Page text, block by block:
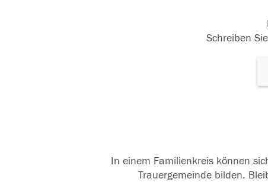
Schreiben
In einem Familienkreis können
Trauergemeinde bilden.